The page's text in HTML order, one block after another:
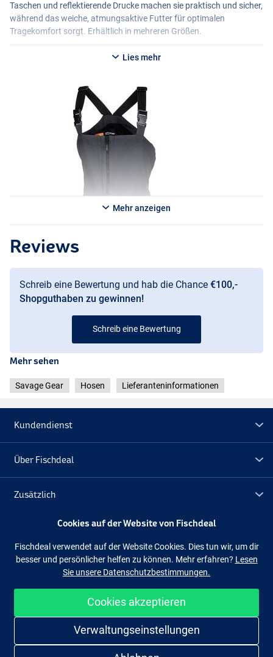
Taschen und reflektierende Drucke machen sie praktisch und sicher,
während das weiche, atmungsaktive Futter für optimalen
Tragekomfort sorgt. Erhältlich in mehreren Größen.
Lies mehr
Mehr anzeigen
Reviews
Schreib eine Bewertung und hab die Chance €100,-
Shopguthaben zu gewinnen!
Schreib eine Bewertung
Mehr sehen
Savage Gear Hosen Lieferanteninformationen
Kundendienst
Über Fischdeal
Zusätzlich
Lagerräumung
Facebook
Einfach und sicher shoppen
Cookies auf der Website von Fischdeal
Fischdeal verwendet auf der Website Cookies. Dies tun wir, um dir
besser und persönlicher helfen zu können. Mehr erfahren? Lesen
Sie unsere Datenschutzbestimmungen.
Cookies akzeptieren
Verwaltungseinstellungen